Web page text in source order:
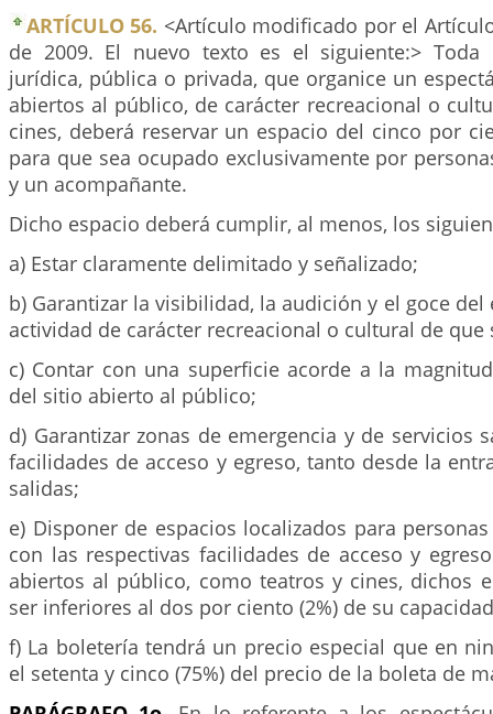
ARTÍCULO 56. <Artículo modificado por el
de 2009. El nuevo texto es el siguiente:> Toda
jurídica, pública o privada, que organice un
abiertos al público, de carácter recreacional o
cines, deberá reservar un espacio del cinco por
para que sea ocupado exclusivamente por
y un acompañante.
Dicho espacio deberá cumplir, al menos, los
a) Estar claramente delimitado y señalizado;
b) Garantizar la visibilidad, la audición y el goce del
actividad de carácter recreacional o cultural de que
c) Contar con una superficie acorde a la
del sitio abierto al público;
d) Garantizar zonas de emergencia y de servicios
facilidades de acceso y egreso, tanto desde la
salidas;
e) Disponer de espacios localizados para
con las respectivas facilidades de acceso y
abiertos al público, como teatros y cines, dichos
ser inferiores al dos por ciento (2%) de su
f) La boletería tendrá un precio especial que en
el setenta y cinco (75%) del precio de la boleta de